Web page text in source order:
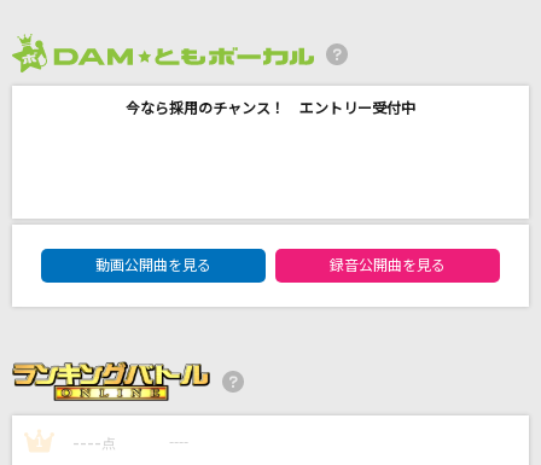
ヒカリヘ
Janne Da Arc
[生音]ボーイフレンド
今なら採用のチャンス！ エントリー受付中
DAM★ともボーカルエントリーランキング
動画公開曲を見る
録音公開曲を見る
1 ---- 点 ----